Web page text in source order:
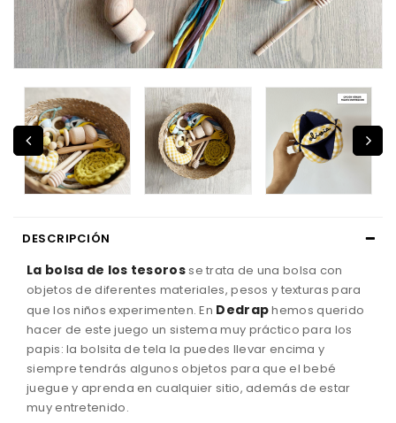
DESCRIPCIÓN
La bolsa de los tesorosse trata de una bolsa con
objetos de diferentes materiales, pesos y texturas para
que los niños experimenten. En Dedraphemos querido
hacer de este juego un sistema muy práctico para los
papis: la bolsita de tela la puedes llevar encima y
siempre tendrás algunos objetos para que el bebé
juegue y aprenda en cualquier sitio, además de estar
muy entretenido.